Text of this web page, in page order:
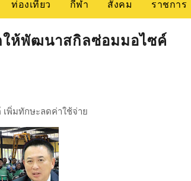
ท่องเที่ยว กีฬา สังคม ราชการ
ให้พัฒนาสกิลซ่อมมอไซค์
พิ่มทักษะลดค่าใช้จ่าย